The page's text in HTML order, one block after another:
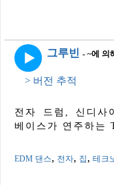
그루빈 - ~에 의
> 버전 추적
전자 드럼, 신디사
베이스가 연주하는
EDM 댄스, 전자, 집 , 테크